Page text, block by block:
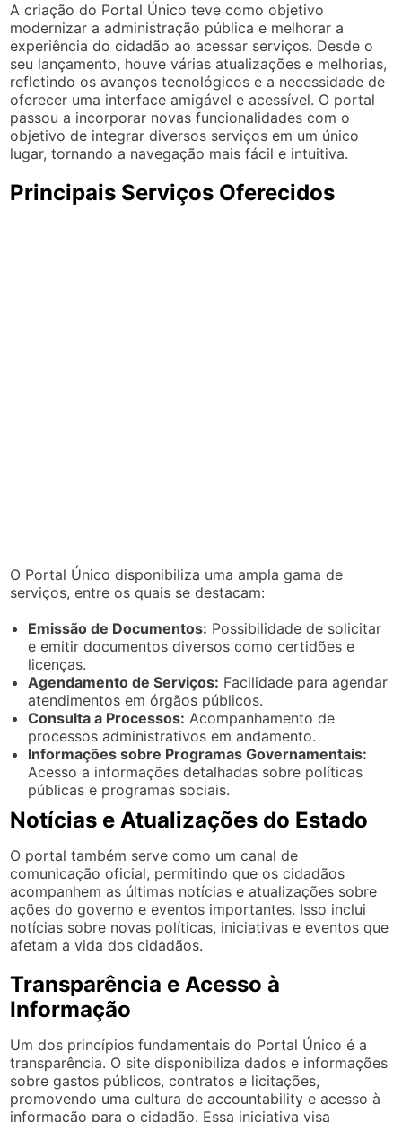
A criação do Portal Único teve como objetivo
modernizar a administração pública e melhorar a
experiência do cidadão ao acessar serviços. Desde o
seu lançamento, houve várias atualizações e melhorias,
refletindo os avanços tecnológicos e a necessidade de
oferecer uma interface amigável e acessível. O portal
passou a incorporar novas funcionalidades com o
objetivo de integrar diversos serviços em um único
lugar, tornando a navegação mais fácil e intuitiva.
Principais Serviços Oferecidos
O Portal Único disponibiliza uma ampla gama de
serviços, entre os quais se destacam:
Emissão de Documentos: Possibilidade de solicitar
e emitir documentos diversos como certidões e
licenças.
Agendamento de Serviços: Facilidade para agendar
atendimentos em órgãos públicos.
Consulta a Processos: Acompanhamento de
processos administrativos em andamento.
Informações sobre Programas Governamentais:
Acesso a informações detalhadas sobre políticas
públicas e programas sociais.
Notícias e Atualizações do Estado
O portal também serve como um canal de
comunicação oficial, permitindo que os cidadãos
acompanhem as últimas notícias e atualizações sobre
ações do governo e eventos importantes. Isso inclui
notícias sobre novas políticas, iniciativas e eventos que
afetam a vida dos cidadãos.
Transparência e Acesso à
Informação
Um dos princípios fundamentais do Portal Único é a
transparência. O site disponibiliza dados e informações
sobre gastos públicos, contratos e licitações,
promovendo uma cultura de accountability e acesso à
informação para o cidadão. Essa iniciativa visa